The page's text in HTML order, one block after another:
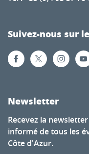
Suivez-nous sur
Newsletter
Recevez la
informé de tous les
Côte d'Azur.